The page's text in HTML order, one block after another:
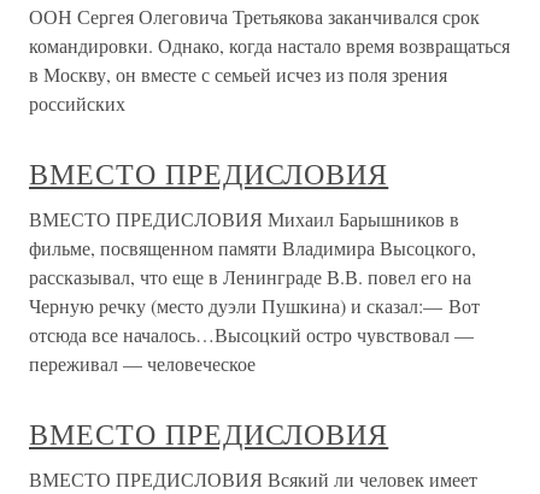
ООН Сергея Олеговича Третьякова заканчивался срок
командировки. Однако, когда настало время возвращаться
в Москву, он вместе с семьей исчез из поля зрения
российских
ВМЕСТО ПРЕДИСЛОВИЯ
ВМЕСТО ПРЕДИСЛОВИЯ Михаил Барышников в
фильме, посвященном памяти Владимира Высоцкого,
рассказывал, что еще в Ленинграде В.В. повел его на
Черную речку (место дуэли Пушкина) и сказал:— Вот
отсюда все началось…Высоцкий остро чувствовал —
переживал — человеческое
ВМЕСТО ПРЕДИСЛОВИЯ
ВМЕСТО ПРЕДИСЛОВИЯ Всякий ли человек имеет